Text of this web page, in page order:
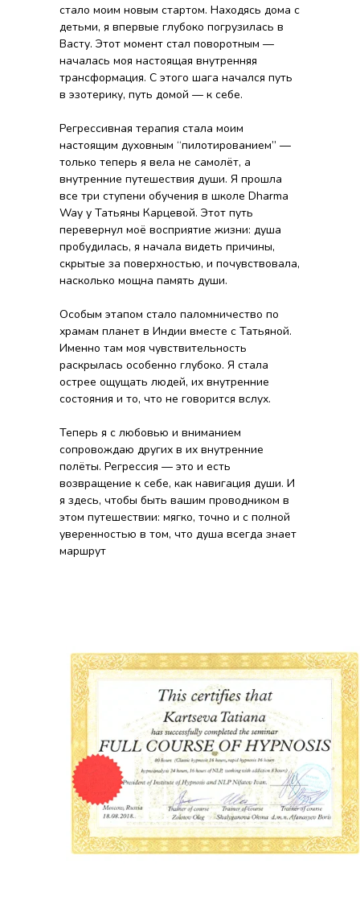
стало моим новым стартом. Находясь дома с
детьми, я впервые глубоко погрузилась в
Васту. Этот момент стал поворотным —
началась моя настоящая внутренняя
трансформация. С этого шага начался путь
в эзотерику, путь домой — к себе.
Регрессивная терапия стала моим
настоящим духовным “пилотированием” —
только теперь я вела не самолёт, а
внутренние путешествия души. Я прошла
все три ступени обучения в школе Dharma
Way у Татьяны Карцевой. Этот путь
перевернул моё восприятие жизни: душа
пробудилась, я начала видеть причины,
скрытые за поверхностью, и почувствовала,
насколько мощна память души.
Особым этапом стало паломничество по
храмам планет в Индии вместе с Татьяной.
Именно там моя чувствительность
раскрылась особенно глубоко. Я стала
острее ощущать людей, их внутренние
состояния и то, что не говорится вслух.
Теперь я с любовью и вниманием
сопровождаю других в их внутренние
полёты. Регрессия — это и есть
возвращение к себе, как навигация души. И
я здесь, чтобы быть вашим проводником в
этом путешествии: мягко, точно и с полной
уверенностью в том, что душа всегда знает
маршрут